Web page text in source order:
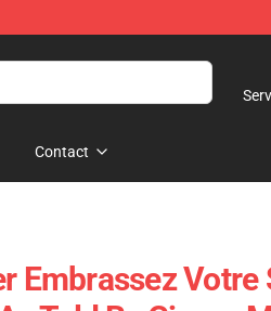
Contact
Embrassez Votre